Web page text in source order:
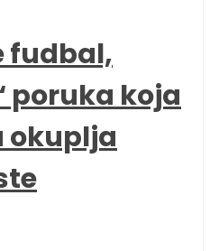
fudbal,
poruka koja
okuplja